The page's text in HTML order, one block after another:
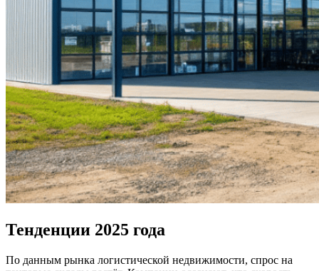
Тенденции 2025 года
По данным рынка логистической недвижимости, спрос на